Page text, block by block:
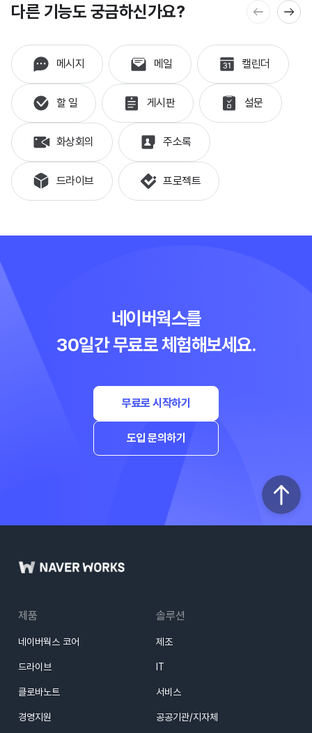
다른 기능도 궁금하신가요?
메시지 메일 캘린더
할 일 게시판 설문
화상회의 주소록
드라이브 프로젝트
네이버웍스를
30일간 무료로 체험해보세요.
무료로 시작하기
도입 문의하기
제품
네이버웍스 코어
드라이브
클로바노트
경영지원
솔루션
제조
IT
서비스
공공기관/지자체